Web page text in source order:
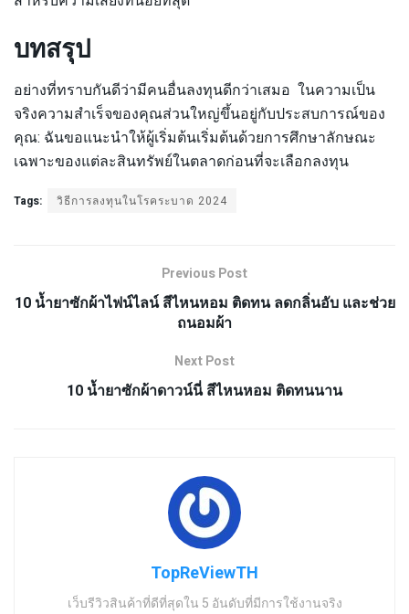
บทสรุป
อย่างที่ทราบกันดีว่ามีคนอื่นลงทุนดีกว่าเสมอ ในความเป็น
จริงความสำเร็จของคุณส่วนใหญ่ขึ้นอยู่กับประสบการณ์ของ
คุณ: ฉันขอแนะนำให้ผู้เริ่มต้นเริ่มต้นด้วยการศึกษาลักษณะ
เฉพาะของแต่ละสินทรัพย์ในตลาดก่อนที่จะเลือกลงทุน
Tags: วิธีการลงทุนในโรคระบาด 2024
Previous Post
10 น้ำยาซักผ้าไฟน์ไลน์ สีไหนหอม ติดทน ลดกลิ่นอับ และช่วย
ถนอมผ้า
Next Post
10 น้ำยาซักผ้าดาวน์นี่ สีไหนหอม ติดทนนาน
TopReViewTH
เว็บรีวิวสินค้าที่ดีที่สุดใน 5 อันดับที่มีการใช้งานจริง